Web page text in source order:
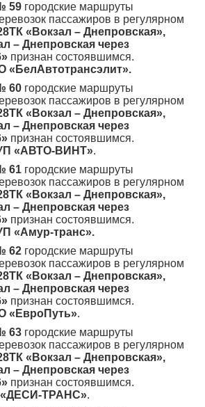
59 городские маршруты
пассажиров в регулярном
«Вокзал – Днепровская»,
– Днепровская через
признан состоявшимся.
«БелАвтотрансэлит».
60 городские маршруты
пассажиров в регулярном
«Вокзал – Днепровская»,
– Днепровская через
признан состоявшимся.
«АВТО-ВИНТ».
61 городские маршруты
пассажиров в регулярном
«Вокзал – Днепровская»,
– Днепровская через
признан состоявшимся.
«Амур-транс».
62 городские маршруты
пассажиров в регулярном
«Вокзал – Днепровская»,
– Днепровская через
признан состоявшимся.
«ЕвроПуть».
63 городские маршруты
пассажиров в регулярном
«Вокзал – Днепровская»,
– Днепровская через
признан состоявшимся.
ТРАНС».